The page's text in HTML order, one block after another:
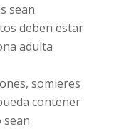
sean
deben estar
adulta
somieres
contener
sean